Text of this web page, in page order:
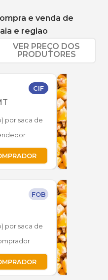
e venda de
e região
VER PREÇO DOS
PRODUTORES
CIF
por saca de
FOB
por saca de